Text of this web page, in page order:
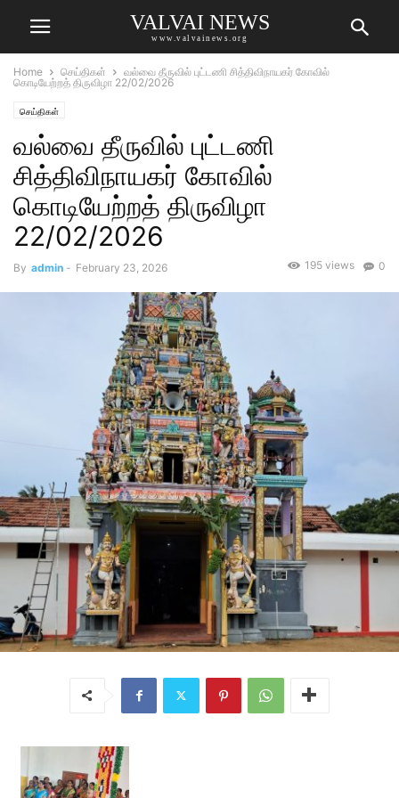
VALVAI NEWS
www.valvainews.org
Home செய்திகள்
வல்வை தீருவில் புட்டணி சித்திவிநாயகர் கோவில்
கொடியேற்றத் திருவிழா 22/02/2026
செய்திகள்
வல்வை தீருவில் புட்டணி
சித்திவிநாயகர் கோவில்
கொடியேற்றத் திருவிழா
22/02/2026
By admin - February 23, 2026 0
195 views